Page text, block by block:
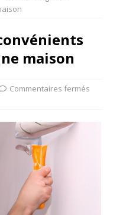
maison
Commentaires fermés